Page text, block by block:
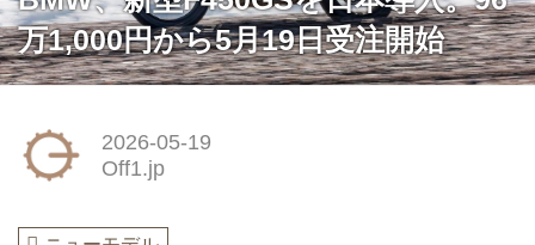
万1,000円から5月19日受注開始
2026-05-19
Off1.jp